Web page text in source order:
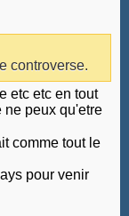
controverse.
etc etc en tout
ne peux qu'etre
comme tout le
pour venir